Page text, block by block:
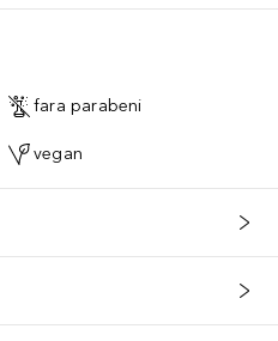
fara parabeni
vegan